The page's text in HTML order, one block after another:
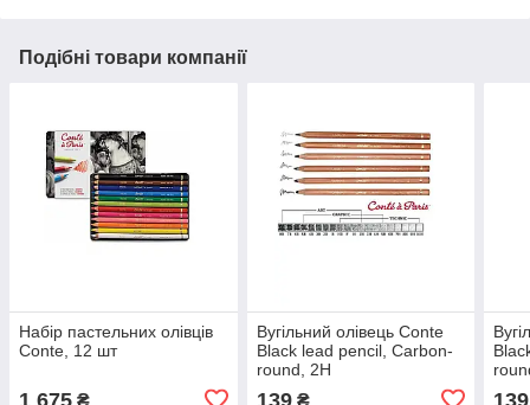
Подібні товари компанії
Набір пастельних олівців
Conte, 12 шт
1 675 ₴
Вугільний олівець Conte
Black lead pencil, Carbon-
round, 2H
139₴ 139